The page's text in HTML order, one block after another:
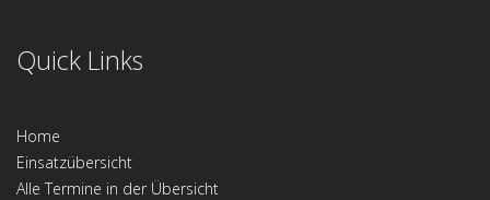
Quick Links
Home
Einsatzübersicht
Alle Termine in der Übersicht